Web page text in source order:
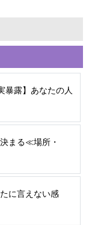
暴露】あなたの人
まる≪場所・
に言えない感